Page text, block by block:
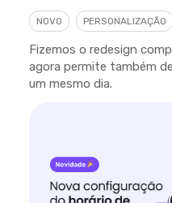
NOVO PERSONALIZAÇÃO
Fizemos o redesign
agora permite também
um mesmo dia.